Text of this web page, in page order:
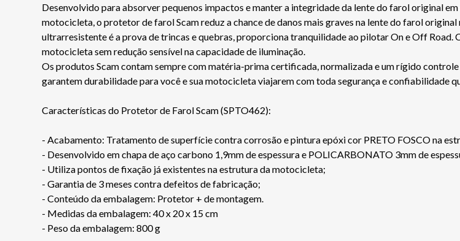
Desenvolvido para absorver pequenos impactos e manter a integridade da lente do farol original
motocicleta, o protetor de farol Scam reduz a chance de danos mais graves na lente do farol
ultrarresistente é a prova de trincas e quebras, proporciona tranquilidade ao pilotar On e Off Road.
motocicleta sem redução sensível na capacidade de iluminação.
Os produtos Scam contam sempre com matéria-prima certificada, normalizada e um rígido
garantem durabilidade para você e sua motocicleta viajarem com toda segurança e confiabilidade
Características do Protetor de Farol Scam (SPTO462):
- Acabamento: Tratamento de superfície contra corrosão e pintura epóxi cor PRETO FOSCO na
- Desenvolvido em chapa de aço carbono 1,9mm de espessura e POLICARBONATO 3mm de
- Utiliza pontos de fixação já existentes na estrutura da motocicleta;
- Garantia de 3 meses contra defeitos de fabricação;
- Conteúdo da embalagem: Protetor + de montagem.
- Medidas da embalagem: 40 x 20 x 15 cm
- Peso da embalagem: 800 g